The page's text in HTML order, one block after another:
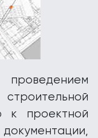
к проектной